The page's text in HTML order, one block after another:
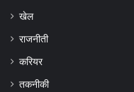
खेल
राजनीती
करियर
तकनीकी